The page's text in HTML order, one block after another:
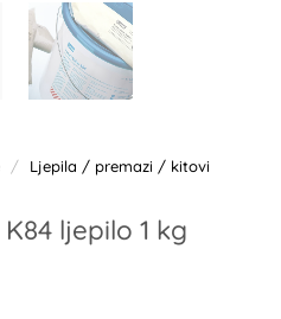
/ Ljepila / premazi / kitovi
ljepilo 1 kg